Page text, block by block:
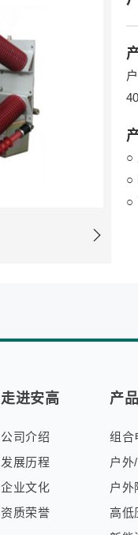
○
○
○
走进安高
公司介绍
发展历程
企业文化
资质荣誉
产
组合
户外
户外
高低